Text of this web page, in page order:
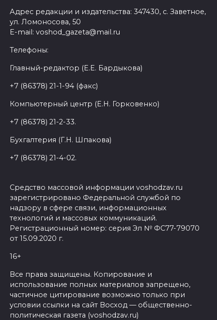
Адрес редакции и издательства: 347430, с. Заветное,
ул. Ломоносова, 50
E-mail: voshod_gazeta@mail.ru
Телефоны:
Главный-редактор (Е.Е. Бардыкова)
+7 (86378) 21-1-94 (факс)
Компьютерный центр (Е.Н. Горковенко)
+7 (86378) 21-2-33.
Бухгалтерия (Г.Н. Шпакова)
+7 (86378) 21-4-02.
Средство массовой информации voshodzav.ru
зарегистрировано Федеральной службой по
надзору в сфере связи, информационных
технологий и массовых коммуникаций.
Регистрационный номер: серия Эл № ФС77-79070
от 15.09.2020 г.
16+
Все права защищены. Копирование и
использование полных материалов запрещено,
частичное цитирование возможно только при
условии ссылки на сайт Восход — общественно-
политическая газета (voshodzav.ru)